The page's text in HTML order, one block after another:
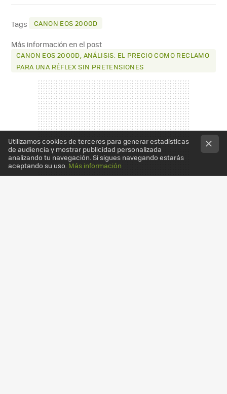
FACEBOOK
X
E-
MAIL
Tags CANON EOS 2000D
Más información en el post
CANON EOS 2000D, ANÁLISIS: EL PRECIO COMO RECLAMO
PARA UNA RÉFLEX SIN PRETENSIONES
Utilizamos cookies de terceros para generar estadísticas
de audiencia y mostrar publicidad personalizada
analizando tu navegación. Si sigues navegando estarás
aceptando su uso. Más información